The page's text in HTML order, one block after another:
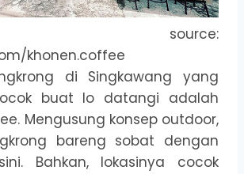
source:
khonen.coffee
di Singkawang yang
buat lo datangi adalah
Mengusung konsep outdoor,
bareng sobat dengan
Bahkan, lokasinya cocok